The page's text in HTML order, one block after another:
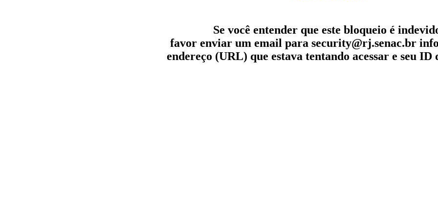
Se você entender que este bloqueio é
favor enviar um email para security@rj.senac.br
endereço (URL) que estava tentando acessar e seu ID